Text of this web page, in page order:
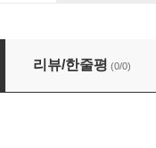
만 원 두 번째 월급
리뷰/한줄평 (0/0)